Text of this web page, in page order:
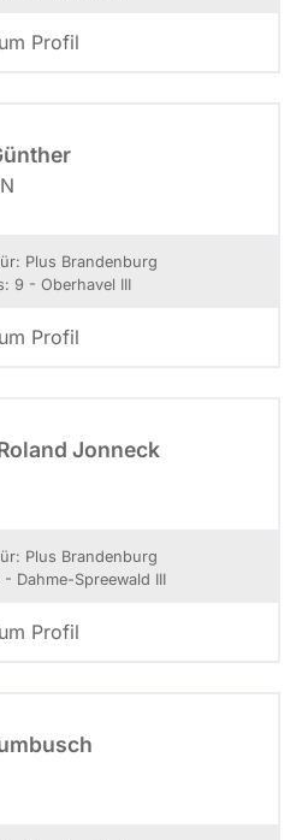
Profil
Plus Brandenburg
9 - Oberhavel III
Profil
Jonneck
Plus Brandenburg
Dahme-Spreewald III
Profil